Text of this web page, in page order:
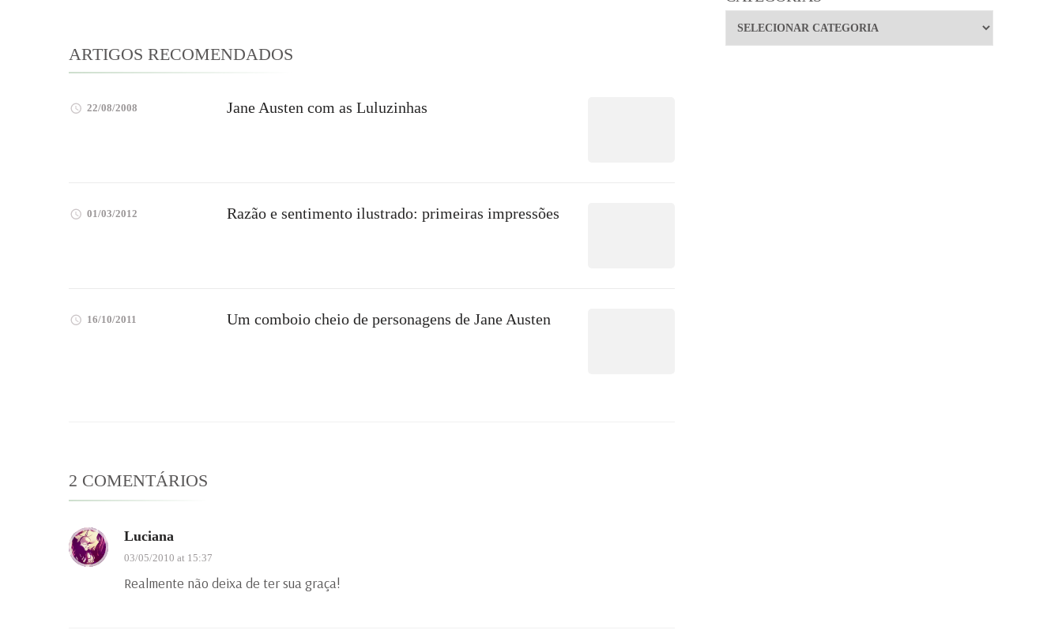
ARTIGOS RECOMENDADOS
22/08/2008 Jane Austen com as Luluzinhas
01/03/2012 Razão e sentimento ilustrado: primeiras impressões
16/10/2011 Um comboio cheio de personagens de Jane Austen
2 COMENTÁRIOS
Luciana
03/05/2010 at 15:37
Realmente não deixa de ter sua graça!